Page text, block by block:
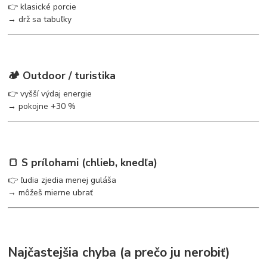
👉 klasické porcie
→ drž sa tabuľky
🏕️ Outdoor / turistika
👉 vyšší výdaj energie
→ pokojne +30 %
🍞 S prílohami (chlieb, knedľa)
👉 ľudia zjedia menej guláša
→ môžeš mierne ubrať
Najčastejšia chyba (a prečo ju nerobiť)